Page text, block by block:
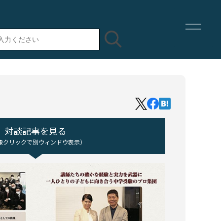
対談記事を見る
クリックで別ウィンドウ表示）